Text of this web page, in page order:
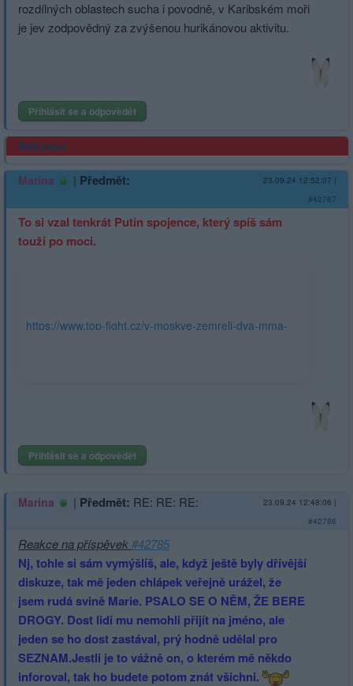
rozdílných oblastech sucha i povodně, v Karibském moři
je jev zodpovědný za zvýšenou hurikánovou aktivitu.
Přihlásit se a odpovědět
Reklama
Marina | Předmět: 23.09.24 12:52:07 |
#42787
To si vzal tenkrát Putin spojence, který spíš sám
touží po moci.
https://www.top-fight.cz/v-moskve-zemreli-dva-mma-
Přihlásit se a odpovědět
Marina | Předmět: RE: RE: RE: 23.09.24 12:48:06 |
#42786
Reakce na příspěvek#42785
Nj, tohle si sám vymýšlíš, ale, když ještě byly dřívější
diskuze, tak mě jeden chlápek veřejně urážel, že
jsem rudá svině Marie. PSALO SE O NĚM, ŽE BERE
DROGY. Dost lidí mu nemohli přijít na jméno, ale
jeden se ho dost zastával, prý hodně udělal pro
SEZNAM.Jestli je to vážně on, o kterém mě někdo
inforoval, tak ho budete potom znát všichni.